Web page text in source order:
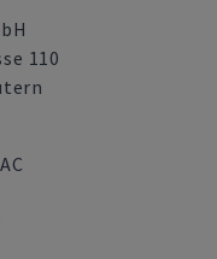
110